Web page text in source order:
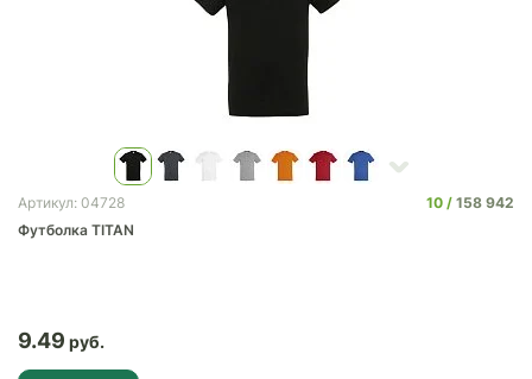
Артикул: 04728 10
158 942
Футболка TITAN
9.49